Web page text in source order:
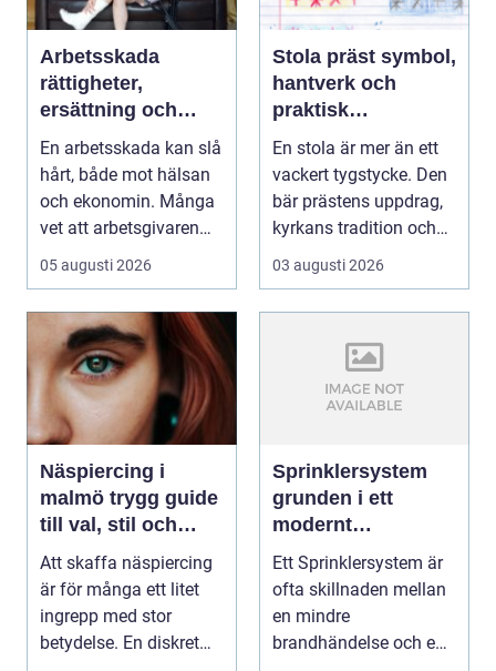
Arbetsskada
rättigheter,
ersättning och
vägen vidare
En arbetsskada kan slå
hårt, både mot hälsan
och ekonomin. Många
vet att arbetsgivaren
ska informera...
05 augusti 2026
Stola präst symbol,
hantverk och
praktisk
vägledning
En stola är mer än ett
vackert tygstycke. Den
bär prästens uppdrag,
kyrkans tradition och
församling...
03 augusti 2026
Näspiercing i
malmö trygg guide
till val, stil och
studio
Att skaffa näspiercing
är för många ett litet
ingrepp med stor
betydelse. En diskret
Sprinklersystem
grunden i ett
modernt
brandskydd
Ett Sprinklersystem är
ofta skillnaden mellan
en mindre
brandhändelse och en